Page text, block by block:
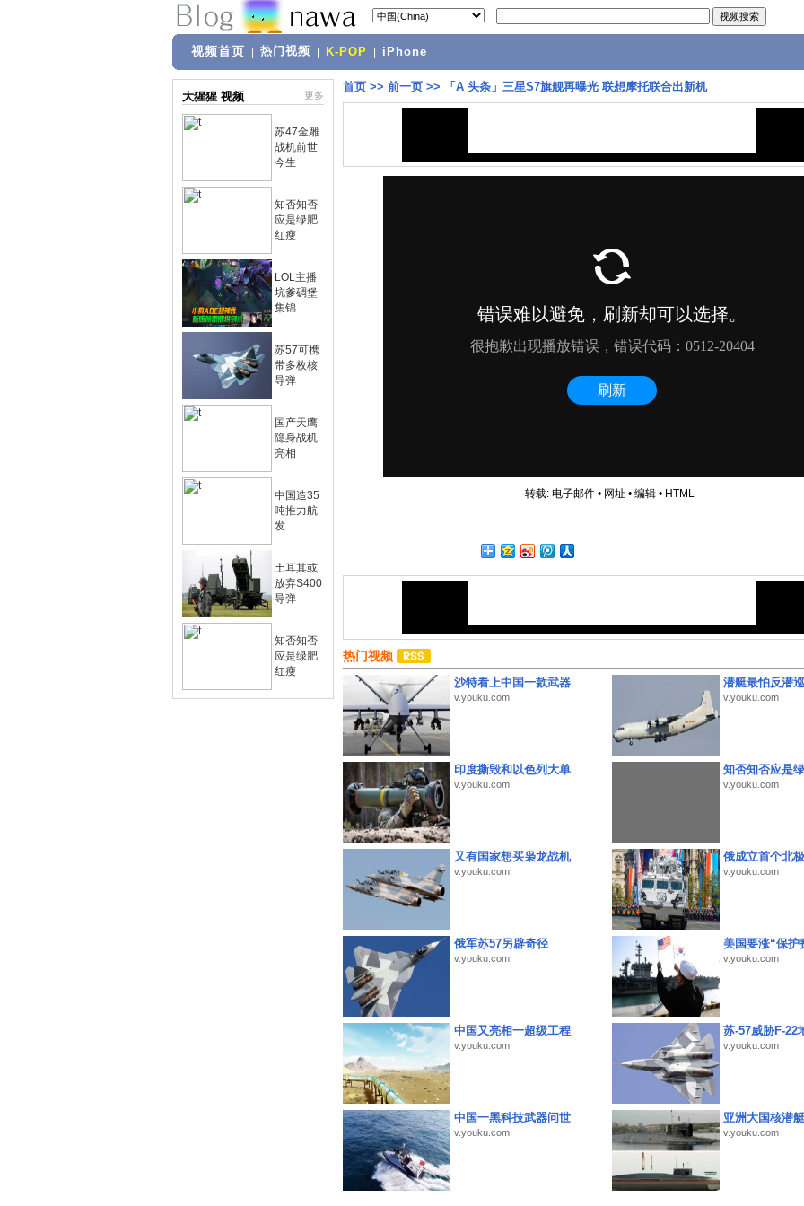
视频首页 热门视频 K-POP iPhone
大猩猩 视频 更多
苏47金雕
战机前世
今生
知否知否
应是绿肥
红瘦
LOL主播
坑爹碉堡
集锦
苏57可携
带多枚核
导弹
国产天鹰
隐身战机
亮相
中国造35
吨推力航
发
土耳其或
放弃S400
导弹
知否知否
应是绿肥
红瘦
首页 >> 前一页 >> 「A 头条」三星S7旗舰再曝光 联想摩托联合出新机
转载: 电子邮件• 网址 • 编辑• HTML
热门视频
沙特看上中国一款武器
v.youku.com
潜艇最怕反潜
v.youku.com
印度撕毁和以色列大单
v.youku.com
知否知否应是
v.youku.com
又有国家想买枭龙战机
v.youku.com
俄成立首个北
v.youku.com
俄军苏57另辟奇径
v.youku.com
美国要涨“保护
v.youku.com
中国又亮相一超级工程
v.youku.com
苏-57威胁F-22
v.youku.com
中国一黑科技武器问世
v.youku.com
亚洲大国核潜
v.youku.com